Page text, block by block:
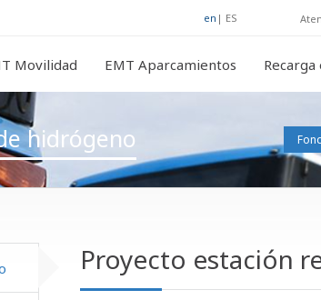
en | ES
Movilidad EMT Aparcamientos
hidrógeno
Proyecto estación